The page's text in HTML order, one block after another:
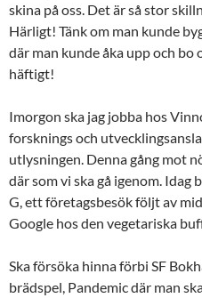
skina på oss. Det är så stor
Härligt! Tänk om man kunde
där man kunde åka upp och
häftigt!
Imorgon ska jag jobba hos
forsknings och
utlysningen. Denna gång mot
där som vi ska gå igenom.
G, ett företagsbesök följt av
Google hos den vegetariska
Ska försöka hinna förbi SF
brädspel, Pandemic där man